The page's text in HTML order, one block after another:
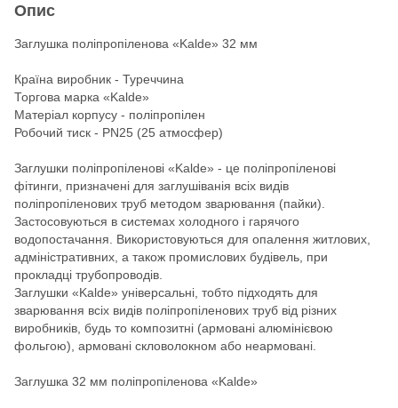
Опис
Заглушка поліпропіленова «Kalde» 32 мм
Країна виробник - Туреччина
Торгова марка «Kalde»
Матеріал корпусу - поліпропілен
Робочий тиск - PN25 (25 атмосфер)
Заглушки поліпропіленові «Kalde» - це поліпропіленові
фітинги, призначені для заглушіванія всіх видів
поліпропіленових труб методом зварювання (пайки).
Застосовуються в системах холодного і гарячого
водопостачання. Використовуються для опалення житлових,
адміністративних, а також промислових будівель, при
прокладці трубопроводів.
Заглушки «Kalde» універсальні, тобто підходять для
зварювання всіх видів поліпропіленових труб від різних
виробників, будь то композитні (армовані алюмінієвою
фольгою), армовані скловолокном або неармовані.
Заглушка 32 мм поліпропіленова «Kalde»